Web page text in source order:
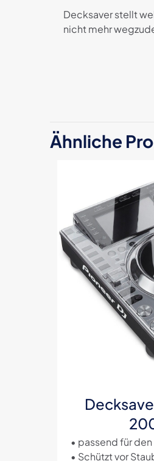
Decksaver stellt
nicht mehr
Ähnliche
• passend für
• Schützt vor